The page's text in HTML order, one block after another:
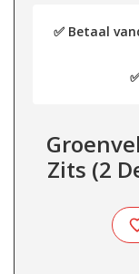
✅ Betaal
Zits (2